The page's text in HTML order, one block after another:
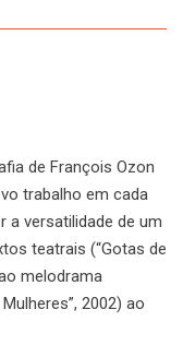
de François Ozon
trabalho em cada
a versatilidade de um
teatrais (“Gotas de
melodrama
2002) ao